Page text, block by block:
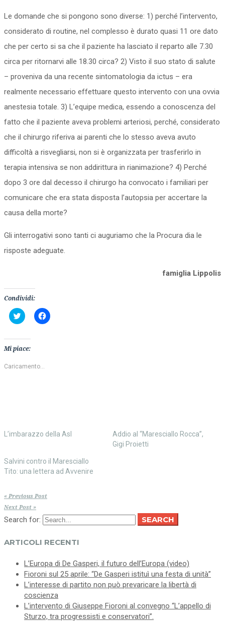
Le domande che si pongono sono diverse: 1) perché l’intervento,
considerato di routine, nel complesso è durato quasi 11 ore dato
che per certo si sa che il paziente ha lasciato il reparto alle 7.30
circa per ritornarvi alle 18.30 circa? 2) Visto il suo stato di salute
– proveniva da una recente sintomatologia da ictus – era
realmente necessario effettuare questo intervento con una ovvia
anestesia totale. 3) L’equipe medica, essendo a conoscenza del
fatto che il paziente aveva problemi arteriosi, perché, considerato
che il chirurgo riferiva ai parenti che lo stesso aveva avuto
difficoltà a risvegliarsi, non si è organizzata per trasferirlo in
terapia intensiva se non addirittura in rianimazione? 4) Perché
dopo 3 ore dal decesso il chirurgo ha convocato i familiari per
comunicare che era stata disposta l’autopsia per accertare la
causa della morte?
Gli interrogativi sono tanti ci auguriamo che la Procura dia le
risposte adeguate.
famiglia Lippolis
Condividi:
Fai
clic
condividere
su
Twitter
apre
Fai
clic
Mi piace:
Caricamento...
L’imbarazzo della Asl
Addio al “Maresciallo Rocca”,
Gigi Proietti
Salvini contro il Maresciallo
Tito: una lettera ad Avvenire
« Previous Post
Next Post »
Search for: SEARCH
ARTICOLI RECENTI
L’Europa di De Gasperi, il futuro dell’Europa (video)
Fioroni sul 25 aprile: “De Gasperi istituì una festa di unità”
L’interesse di partito non può prevaricare la libertà di
coscienza
L’intervento di Giuseppe Fioroni al convegno “L’appello di
Sturzo, tra progressisti e conservatori”.